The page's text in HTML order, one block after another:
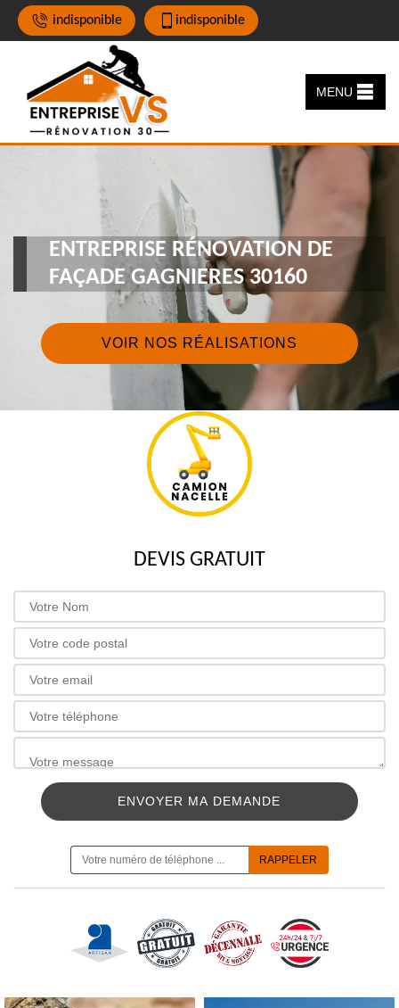
indisponible indisponible
MENU
ENTREPRISE RÉNOVATION DE
FAÇADE GAGNIERES 30160
VOIR NOS RÉALISATIONS
DEVIS GRATUIT